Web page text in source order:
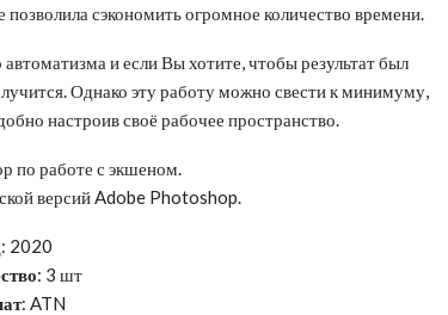
сэкономить огромное количество времени.
и если Вы хотите, чтобы результат был
Однако эту работу можно свести к минимуму,
настроив своё рабочее пространство.
по работе с экшеном.
версий Adobe Photoshop.
: 2020
: 3 шт
: ATN